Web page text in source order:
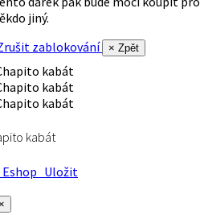
jiný.
zablokování
× Zpět
kabát
Uložit